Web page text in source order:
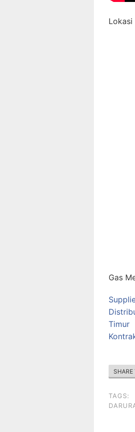
Lokasi
Gas
Timur
SHARE
TAGS: